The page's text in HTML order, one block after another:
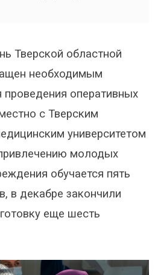
Тверской областной
необходимым
оперативных
с Тверским
университетом
молодых
обучается пять
в декабре закончили
еще шесть